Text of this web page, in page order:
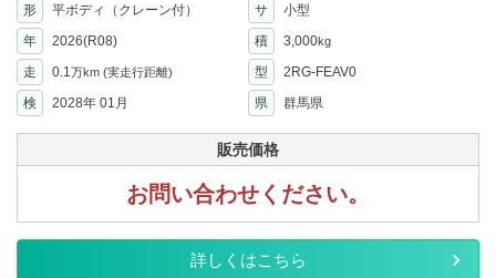
形 平ボディ（クレーン付） サ
小型
年
2026(R08) 積 3,000kg
走 0.1万km (実走行距離) 型
2RG-FEAV0
検
2028年 01月 県 群馬県
販売価格
お問い合わせください。
詳しくはこちら